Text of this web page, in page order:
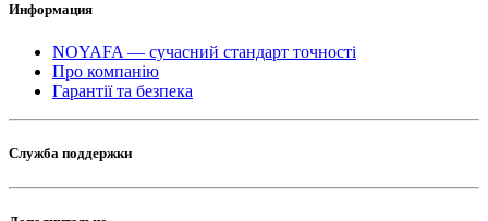
Информация
NOYAFA — сучасний стандарт точності
Про компанію
Гарантії та безпека
Служба поддержки